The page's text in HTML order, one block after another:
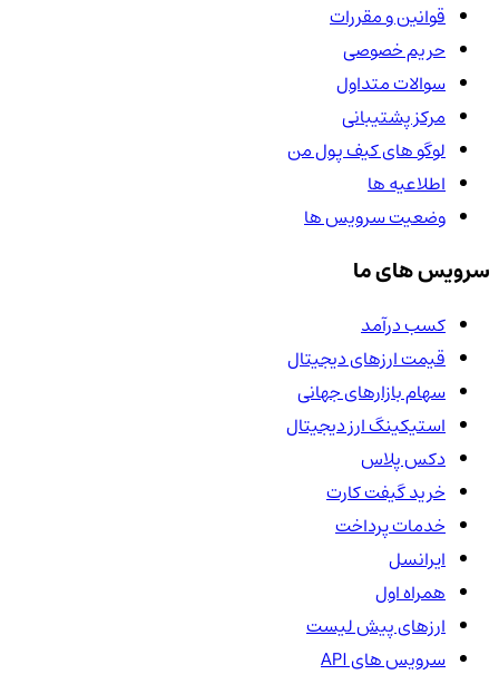
قوانین و مقررات
حریم خصوصی
سوالات متداول
مرکز پشتیبانی
لوگو های کیف پول من
اطلاعیه ها
وضعیت سرویس ها
سرویس های ما
کسب درآمد
قیمت ارزهای دیجیتال
سهام بازارهای جهانی
استیکینگ ارز دیجیتال
دکس پلاس
خرید گیفت کارت
خدمات پرداخت
ایرانسل
همراه اول
ارزهای پیش لیست
سرویس های API